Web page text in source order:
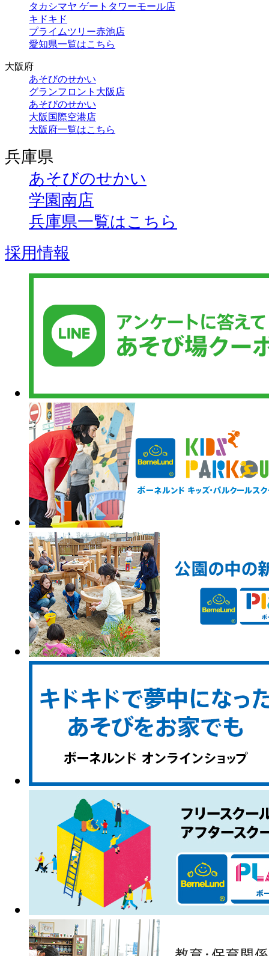
タカシマヤ ゲートタワーモール店
キドキド
プライムツリー赤池店
愛知県一覧はこちら
大阪府
あそびのせかい
グランフロント大阪店
あそびのせかい
大阪国際空港店
大阪府一覧はこちら
兵庫県
あそびのせかい
学園南店
兵庫県一覧はこちら
採用情報